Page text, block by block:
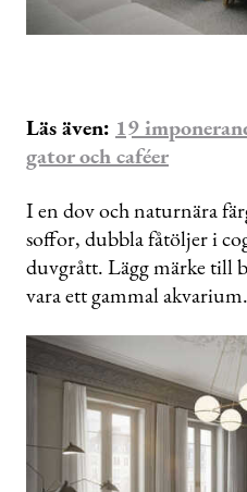
Läs även: 19
gator och caféer
I en dov och naturnära
soffor, dubbla fåtöljer i
duvgrått. Lägg märke till
vara ett gammal akvarium.